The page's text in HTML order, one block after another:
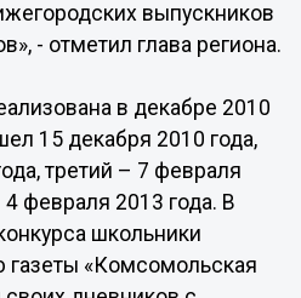
выпускников
- отметил глава региона.
в декабре 2010
15 декабря 2010 года,
третий – 7 февраля
февраля 2013 года. В
школьники
«Комсомольская